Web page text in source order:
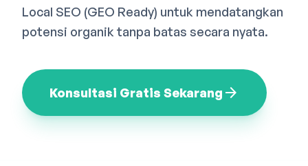
Bahasa Indonesia English 中文
Local SEO (GEO Ready) untuk mendatangkan
potensi organik tanpa batas secara nyata.
Konsultasi Gratis Sekarang arrow_forward